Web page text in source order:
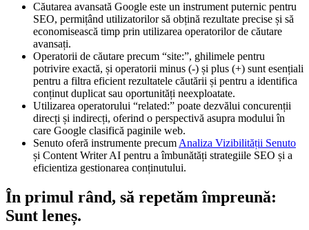
Căutarea avansată Google este un instrument puternic pentru
SEO, permițând utilizatorilor să obțină rezultate precise și să
economisească timp prin utilizarea operatorilor de căutare
avansați.
Operatorii de căutare precum “site:”, ghilimele pentru
potrivire exactă, și operatorii minus (-) și plus (+) sunt esențiali
pentru a filtra eficient rezultatele căutării și pentru a identifica
conținut duplicat sau oportunități neexploatate.
Utilizarea operatorului “related:” poate dezvălui concurenții
direcți și indirecți, oferind o perspectivă asupra modului în
care Google clasifică paginile web.
Senuto oferă instrumente precum Analiza Vizibilității Senuto
și Content Writer AI pentru a îmbunătăți strategiile SEO și a
eficientiza gestionarea conținutului.
În primul rând, să repetăm împreună:
Sunt leneș.